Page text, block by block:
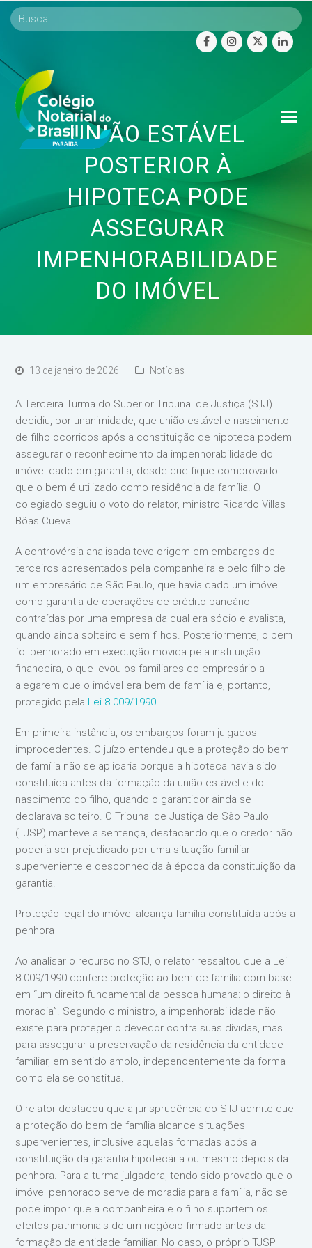
facebookinstagram
twitter
UNIÃO ESTÁVEL
POSTERIOR À
HIPOTECA PODE
ASSEGURAR
IMPENHORABILIDADE
DO IMÓVEL
13 de janeiro de 2026 Notícias
A Terceira Turma do Superior Tribunal de Justiça (STJ)
decidiu, por unanimidade, que união estável e nascimento
de filho ocorridos após a constituição de hipoteca podem
assegurar o reconhecimento da impenhorabilidade do
imóvel dado em garantia, desde que fique comprovado
que o bem é utilizado como residência da família. O
colegiado seguiu o voto do relator, ministro Ricardo Villas
Bôas Cueva.
A controvérsia analisada teve origem em embargos de
terceiros apresentados pela companheira e pelo filho de
um empresário de São Paulo, que havia dado um imóvel
como garantia de operações de crédito bancário
contraídas por uma empresa da qual era sócio e avalista,
quando ainda solteiro e sem filhos. Posteriormente, o bem
foi penhorado em execução movida pela instituição
financeira, o que levou os familiares do empresário a
alegarem que o imóvel era bem de família e, portanto,
protegido pela Lei 8.009/1990.
Em primeira instância, os embargos foram julgados
improcedentes. O juízo entendeu que a proteção do bem
de família não se aplicaria porque a hipoteca havia sido
constituída antes da formação da união estável e do
nascimento do filho, quando o garantidor ainda se
declarava solteiro. O Tribunal de Justiça de São Paulo
(TJSP) manteve a sentença, destacando que o credor não
poderia ser prejudicado por uma situação familiar
superveniente e desconhecida à época da constituição da
garantia.
Proteção legal do imóvel alcança família constituída após a
penhora
Ao analisar o recurso no STJ, o relator ressaltou que a Lei
8.009/1990 confere proteção ao bem de família com base
em “um direito fundamental da pessoa humana: o direito à
moradia”. Segundo o ministro, a impenhorabilidade não
existe para proteger o devedor contra suas dívidas, mas
para assegurar a preservação da residência da entidade
familiar, em sentido amplo, independentemente da forma
como ela se constitua.
O relator destacou que a jurisprudência do STJ admite que
a proteção do bem de família alcance situações
supervenientes, inclusive aquelas formadas após a
constituição da garantia hipotecária ou mesmo depois da
penhora. Para a turma julgadora, tendo sido provado que o
imóvel penhorado serve de moradia para a família, não se
pode impor que a companheira e o filho suportem os
efeitos patrimoniais de um negócio firmado antes da
formação da entidade familiar. No caso, o próprio TJSP